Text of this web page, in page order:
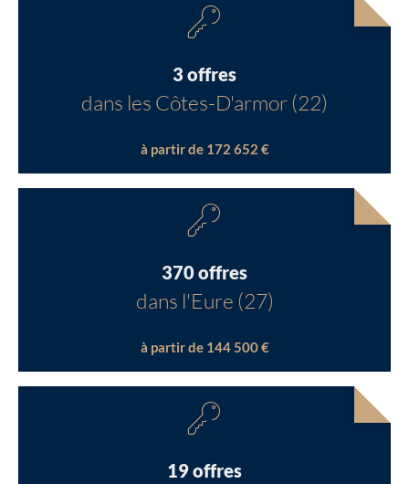
3 offres
dans les Côtes-D'armor (22)
à partir de 172 652 €
370 offres
dans l'Eure (27)
à partir de 144 500 €
19 offres